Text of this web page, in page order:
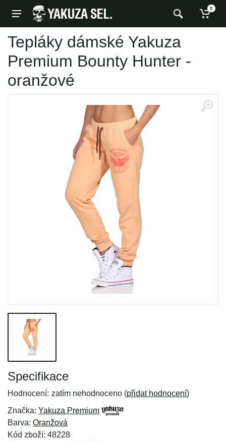
0
Tepláky dámské Yakuza
Premium Bounty Hunter -
oranžové
Specifikace
Hodnocení: zatím nehodnoceno (přidat hodnocení)
Značka: Yakuza Premium
Barva: Oranžová
Kód zboží: 48228